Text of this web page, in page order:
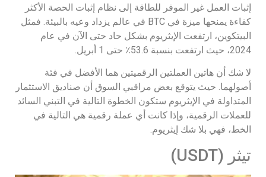
إثبات العمل غير الموفر للطاقة إلى نظام إثبات الحصة الأكثر
كفاءة يمنحها ميزة في BTC في عالم يزداد وعيه بالبيئة. فمثل
البيتكوين، ارتفعت الإيثريوم بشكل حاد حتى الآن في عام
2024، حيث ارتفعت بنسبة 53.6٪ حتى 1 أبريل.
لا شك أن هاتين العملتين الرقميتين هما الأفضل في فئة
أصولهما. حيث يتوقع بعض مراقبي السوق أن صناديق الاستثمار
المتداولة في الإيثريوم ستكون الخطوة التالية في التبني السائد
للعملات الرقمية، وإذا كانت أي عملة رقمية هي التالية في
الخط، فهي بلا شك إيثريوم.
تيثر (USDT)